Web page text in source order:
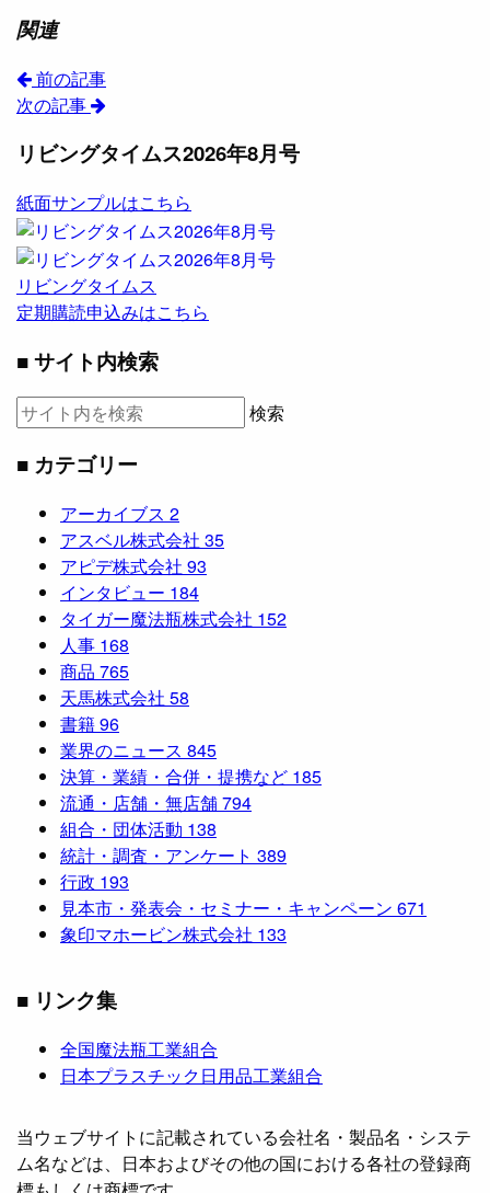
関連
前の記事
次の記事
リビングタイムス2026年8月号
紙面サンプルはこちら
リビングタイムス
定期購読申込みはこちら
■ サイト内検索
検索
■ カテゴリー
アーカイブス 2
アスベル株式会社 35
アピデ株式会社 93
インタビュー 184
タイガー魔法瓶株式会社 152
人事 168
商品 765
天馬株式会社 58
書籍96
業界のニュース 845
決算・業績・合併・提携など 185
流通・店舗・無店舗794
組合・団体活動 138
統計・調査・アンケート 389
行政 193
見本市・発表会・セミナー・キャンペーン 671
象印マホービン株式会社 133
■ リンク集
全国魔法瓶工業組合
日本プラスチック日用品工業組合
当ウェブサイトに記載されている会社名・製品名・システ
ム名などは、日本およびその他の国における各社の登録商